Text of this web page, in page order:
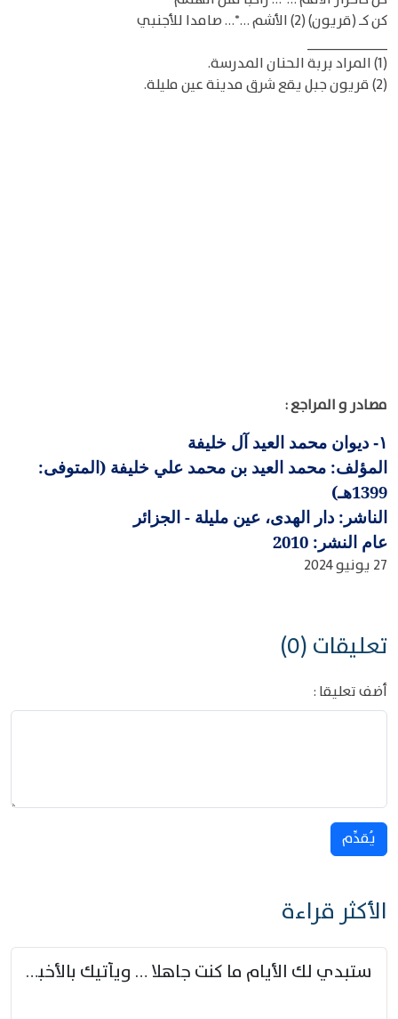
كن كـ (قريون) (2) الأشم …*… صامدا للأجنبي
(1) المراد بربة الحنان المدرسة.
(2) قريون جبل يقع شرق مدينة عين مليلة.
مصادر و المراجع :
١-
ديوان محمد العيد آل خليفة
المؤلف: محمد العيد بن محمد علي خليفة (المتوفى:
1399هـ)
الناشر: دار الهدى، عين مليلة - الجزائر
عام النشر: 2010
27 يونيو 2024
تعليقات (0)
أضف تعليقا :
يُقدِّم
الأكثر قراءة
ستبدي لك الأيام ما كنت جاهلا … ويأتيك بالأخبار من لم تزوّد